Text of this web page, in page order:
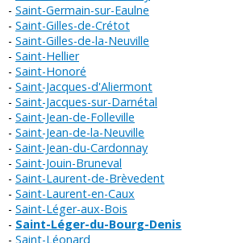
Saint-Germain-sur-Eaulne
Saint-Gilles-de-Crétot
Saint-Gilles-de-la-Neuville
Saint-Hellier
Saint-Honoré
Saint-Jacques-d'Aliermont
Saint-Jacques-sur-Darnétal
Saint-Jean-de-Folleville
Saint-Jean-de-la-Neuville
Saint-Jean-du-Cardonnay
Saint-Jouin-Bruneval
Saint-Laurent-de-Brèvedent
Saint-Laurent-en-Caux
Saint-Léger-aux-Bois
Saint-Léger-du-Bourg-Denis
Saint-Léonard